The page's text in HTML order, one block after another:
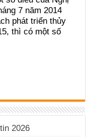
7 năm 2014
phát triển thủy
thì có một số
2026